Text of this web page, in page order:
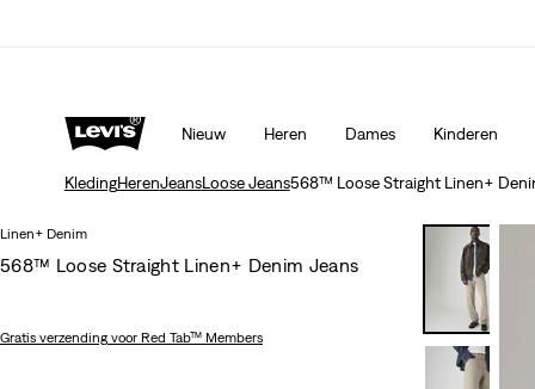
Meer
Nieuw Heren Dames Kinderen
KledingHerenJeansLoose Jeans568™ Loose Straight Linen+
Linen+ Denim
568™ Loose Straight Linen+ Denim Jeans
Gratis verzending voor Red Tab™ Members